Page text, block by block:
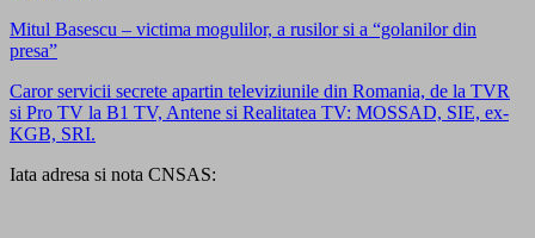
Mitul Basescu – victima mogulilor, a rusilor si a “golanilor din
presa”
Caror servicii secrete apartin televiziunile din Romania, de la TVR
si Pro TV la B1 TV, Antene si Realitatea TV: MOSSAD, SIE, ex-
KGB, SRI.
Iata adresa si nota CNSAS: